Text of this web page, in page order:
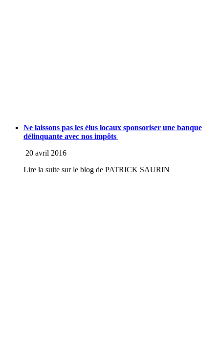
Ne laissons pas les élus locaux sponsoriser une banque
délinquante avec nos impôts
20 avril 2016
Lire la suite sur le blog de PATRICK SAURIN